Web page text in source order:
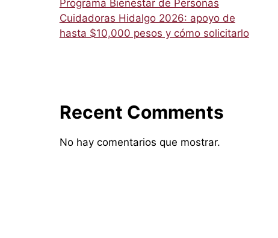
Programa Bienestar de Personas
Cuidadoras Hidalgo 2026: apoyo de
hasta $10,000 pesos y cómo solicitarlo
Recent Comments
No hay comentarios que mostrar.